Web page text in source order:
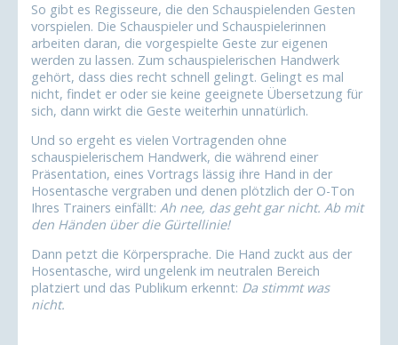
So gibt es Regisseure, die den Schauspielenden Gesten
vorspielen. Die Schauspieler und Schauspielerinnen
arbeiten daran, die vorgespielte Geste zur eigenen
werden zu lassen. Zum schauspielerischen Handwerk
gehört, dass dies recht schnell gelingt. Gelingt es mal
nicht, findet er oder sie keine geeignete Übersetzung für
sich, dann wirkt die Geste weiterhin unnatürlich.
Und so ergeht es vielen Vortragenden ohne
schauspielerischem Handwerk, die während einer
Präsentation, eines Vortrags lässig ihre Hand in der
Hosentasche vergraben und denen plötzlich der O-Ton
Ihres Trainers einfällt:Ah nee, das geht gar nicht. Ab mit
den Händen über die Gürtellinie!
Dann petzt die Körpersprache. Die Hand zuckt aus der
Hosentasche, wird ungelenk im neutralen Bereich
platziert und das Publikum erkennt: Da stimmt was
nicht.